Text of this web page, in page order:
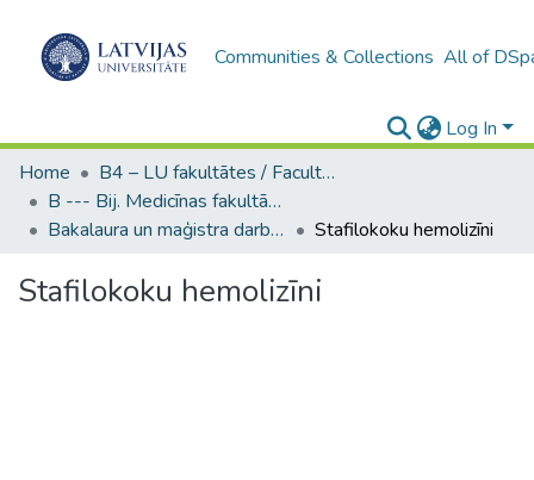
Communities & Collections All of
Log In
Home
B4 – LU fakultātes / Faculties of the UL
B --- Bij. Medicīnas fakultātes studentu noslēguma darbi / Faculty of Medicine - Graduate works
Bakalaura un maģistra darbi (MF) / Bachelor's and Master's theses
Stafilokoku hemolizīni
Stafilokoku hemolizīni